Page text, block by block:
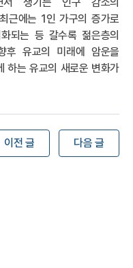
근에는 1인 가구의 증가로
되는 등 갈수록 젊은층의
후 유교의 미래에 암운을
하는 유교의 새로운 변화가
이전 글 다음 글